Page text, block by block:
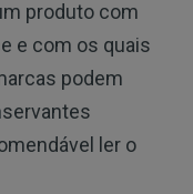
produto com
e com os quais
podem
ler o